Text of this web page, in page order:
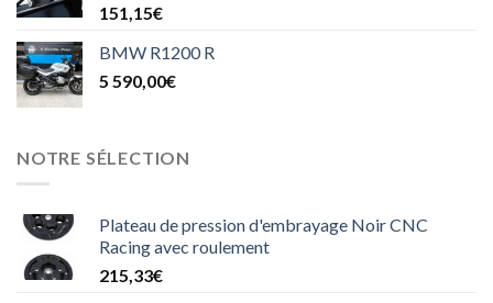
151,15€
BMW R1200 R
5 590,00€
NOTRE SÉLECTION
Plateau de pression d'embrayage Noir CNC
Racing avec roulement
215,33€